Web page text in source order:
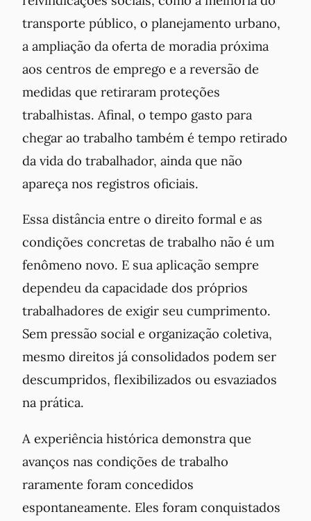
transporte público, o planejamento urbano,
a ampliação da oferta de moradia próxima
aos centros de emprego e a reversão de
medidas que retiraram proteções
trabalhistas. Afinal, o tempo gasto para
chegar ao trabalho também é tempo retirado
da vida do trabalhador, ainda que não
apareça nos registros oficiais.
Essa distância entre o direito formal e as
condições concretas de trabalho não é um
fenômeno novo. E sua aplicação sempre
dependeu da capacidade dos próprios
trabalhadores de exigir seu cumprimento.
Sem pressão social e organização coletiva,
mesmo direitos já consolidados podem ser
descumpridos, flexibilizados ou esvaziados
na prática.
A experiência histórica demonstra que
avanços nas condições de trabalho
raramente foram concedidos
espontaneamente. Eles foram conquistados